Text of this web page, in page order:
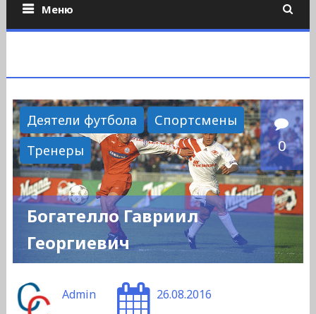
Меню
Деятели футбола
Спортсмены
Тренеры
0
Богателло Гавриил
Георгиевич
Admin 26.08.2016